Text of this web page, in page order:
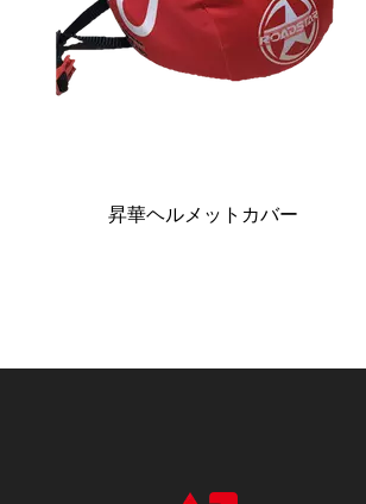
オリジナル昇華フェイスバフ